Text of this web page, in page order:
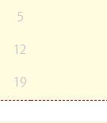
5
12
19